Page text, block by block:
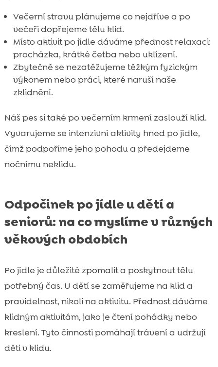
Večerní stravu plánujeme co nejdříve a po
večeři dopřejeme tělu klid.
Místo aktivit po jídle dáváme přednost relaxaci:
procházka, krátké četba nebo uklízení.
Zbytečně se nezatěžujeme těžkým fyzickým
výkonem nebo práci, které naruší naše
zklidnění.
Náš pes si také po večerním krmení zaslouží klid.
Vyvarujeme se intenzivní aktivity hned po jídle,
čímž podpoříme jeho pohodu a předejdeme
nočnímu neklidu.
Odpočinek po jídle u dětí a
seniorů: na co myslíme v různých
věkových obdobích
Po jídle je důležité zpomalit a poskytnout tělu
potřebný čas. U dětí se zaměřujeme na klid a
pravidelnost, nikoli na aktivitu. Přednost dáváme
klidným aktivitám, jako je čtení pohádky nebo
kreslení. Tyto činnosti pomáhají trávení a udržují
děti v klidu.